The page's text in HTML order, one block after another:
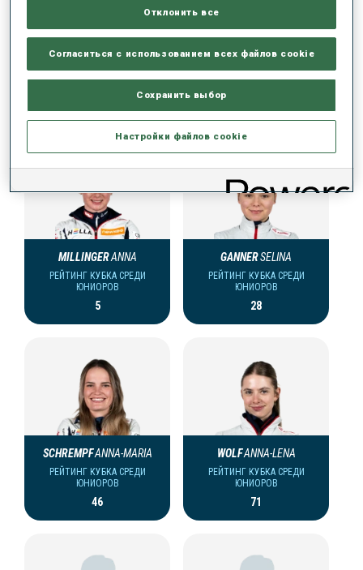
КОМАНДА КУБКА СРЕДИ ЮНИОРОВ (AUT)
ЖЕНЩИНЫ
MILLINGERANNA
РЕЙТИНГ КУБКА СРЕДИ
ЮНИОРОВ
5
GANNERSELINA
РЕЙТИНГ КУБКА СРЕДИ
ЮНИОРОВ
28
SCHREMPFANNA-MARIA
РЕЙТИНГ КУБКА СРЕДИ
ЮНИОРОВ
46
WOLFANNA-LENA
РЕЙТИНГ КУБКА СРЕДИ
ЮНИОРОВ
71
Отклонить все
Согласиться с использованием всех файлов cookie
Сохранить выбор
Настройки файлов cookie